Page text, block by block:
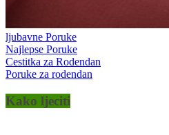
ljubavne Poruke
Najlepse Poruke
Cestitka za Rodendan
Poruke za rodendan
Kako ljeciti